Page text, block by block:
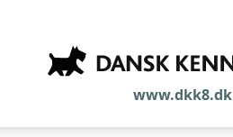
www.dkk8.dk